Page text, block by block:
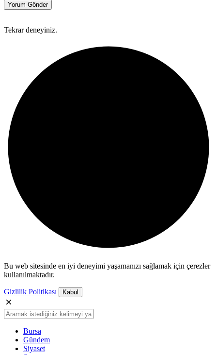
Yorum Gönder
Tekrar deneyiniz.
Bu web sitesinde en iyi deneyimi yaşamanızı sağlamak için çerezler
kullanılmaktadır.
Gizlilik Politikası Kabul
Bursa
Gündem
Siyaset